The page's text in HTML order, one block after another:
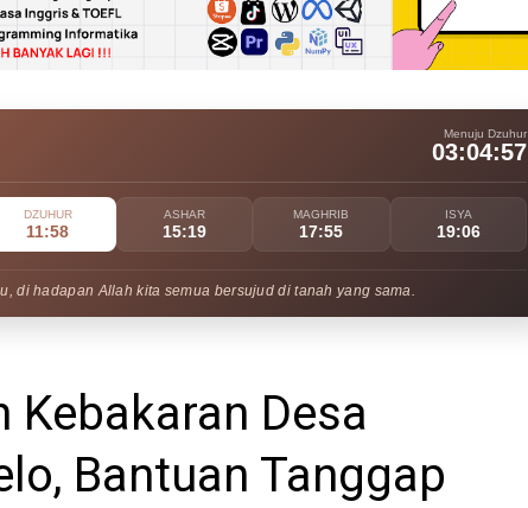
Menuju Dzuhur
03:04:56
DZUHUR
11:58
ASHAR
15:19
MAGHRIB
17:55
ISYA
19:06
di hadapan Allah kita semua bersujud di tanah yang sama.
Kebakaran Desa
Bantuan Tanggap